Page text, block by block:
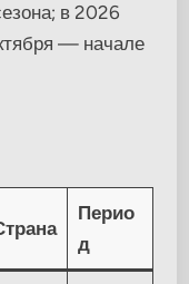
в 2026
— начале
Перио
д